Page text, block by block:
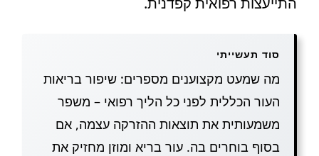
סוד תעשייתי
מה שמעט מקצוענים מספרים: שיפור בריאות
העור הכללית לפני כל הליך רפואי – משפר
משמעותית את תוצאות ההזרקה עצמה, אם
בסוף בוחרים בה. עור בריא ומוזן מחזיק את